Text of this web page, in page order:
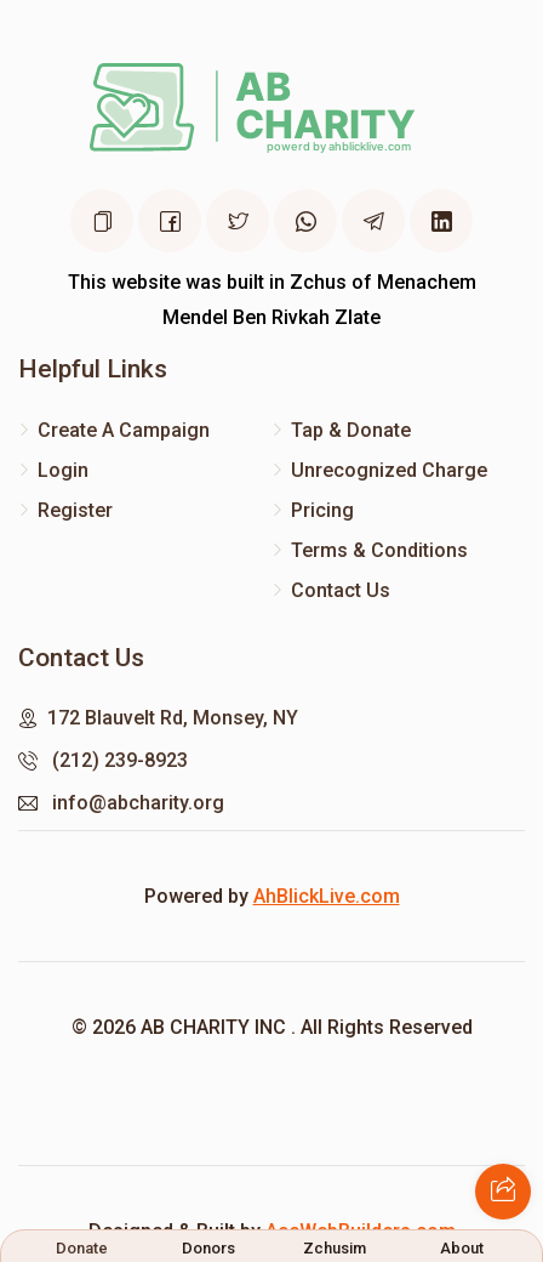
This website was built in Zchus of Menachem
Mendel Ben Rivkah Zlate
Helpful Links
Create A Campaign
Login
Register
Tap & Donate
Unrecognized Charge
Pricing
Terms & Conditions
Contact Us
Contact Us
172 Blauvelt Rd, Monsey, NY
(212) 239-8923
info@abcharity.org
Powered by AhBlickLive.com
© 2026 AB CHARITY INC . All Rights Reserved
Designed & Built byAceWebBuilders.com
Donate Donors Zchusim About